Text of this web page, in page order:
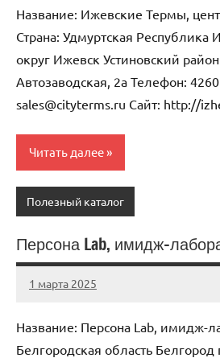
Название: Ижевские Термы,
Страна: Удмуртская Республика
округ Ижевск Устиновский
Автозаводская, 2а Телефон:
sales@cityterms.ru Cайт: http://
Читать далее
Полезный каталог
Персона Lab, имидж-
1 марта 2025
Anisa
Нет
Название: Персона Lab, имидж-
Белгородская область Белгород